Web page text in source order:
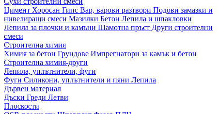
Цимент Хоросан Гипс Вар, варови разтвори Подови замазки и
нивелиращи смеси Мазилки Бетон Лепила и шпакловки
Лепила за плочки и камъни Шамотна пръст Други строителни
смеси
Строителна химия
Химия за бетон Грундове Импрегнатори за камък и бетон
Строителна химия-други
Лепила, уплътнители, фуги
Фуги Силикони, уплътнители и пяни Лепила
Дървен материал
Дъски Греди Летви
Плоскости